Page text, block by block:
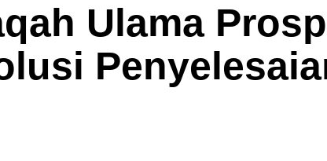
Ulama